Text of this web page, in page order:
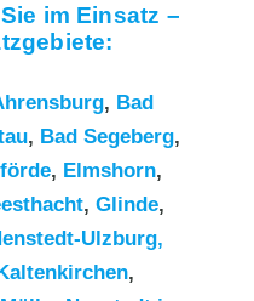
im Einsatz –
, Bad
, Bad Segeberg,
, Elmshorn,
, Glinde,
Ulzburg,
Kaltenkirchen,